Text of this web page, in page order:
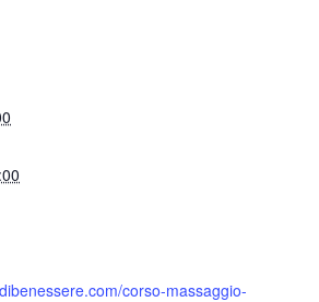
corso-massaggio-